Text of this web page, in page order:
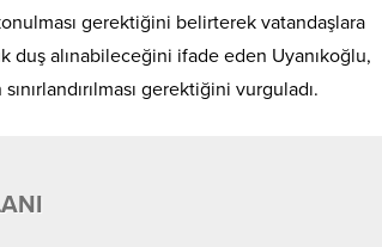
gerektiğini belirterek vatandaşlara
alınabileceğini ifade eden Uyanıkoğlu,
gerektiğini vurguladı.